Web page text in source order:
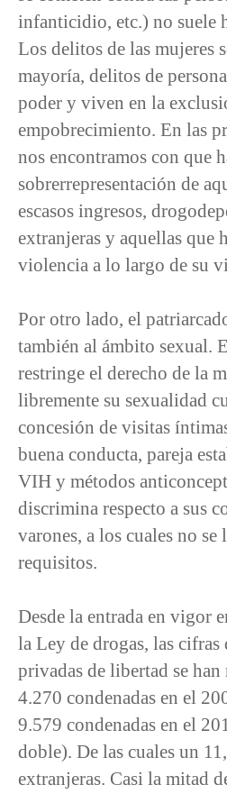
infanticidio, etc.) no suele
Los delitos de las mujeres
mayoría, delitos de
poder y viven en la
empobrecimiento. En las
nos encontramos con que
sobrerrepresentación de
escasos ingresos,
extranjeras y aquellas que
violencia a lo largo de su
Por otro lado, el
también al ámbito sexual.
restringe el derecho de la
libremente su sexualidad
concesión de visitas
buena conducta, pareja
VIH y métodos
discrimina respecto a sus
varones, a los cuales no se
requisitos.
Desde la entrada en vigor
la Ley de drogas, las cifras
privadas de libertad se
4.270 condenadas en el
9.579 condenadas en el
doble). De las cuales un
extranjeras. Casi la mitad